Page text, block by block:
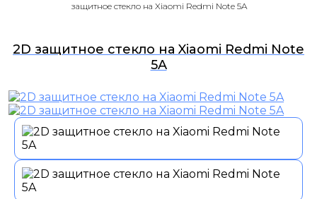
защитное стекло на Xiaomi Redmi Note 5A
2D защитное стекло на Xiaomi Redmi Note
5A